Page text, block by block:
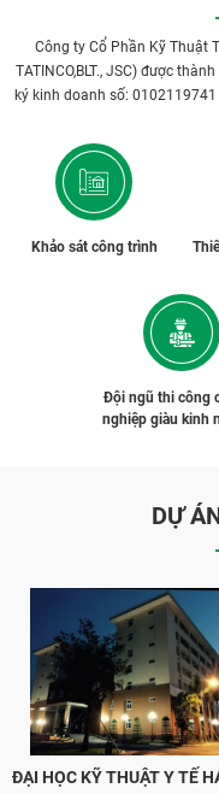
Công ty Cổ Phần Kỹ Thuật
TATINCO,BLT., JSC) được
ký kinh doanh số:
Khảo sát công trình
Đội ngũ thi công
nghiệp giàu kinh
DỰ
ĐẠI HỌC KỸ THUẬT Y TẾ